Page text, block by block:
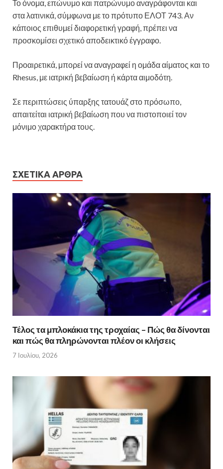
Το όνομα, επώνυμο και πατρώνυμο αναγράφονται και
στα λατινικά, σύμφωνα με το πρότυπο ΕΛΟΤ 743. Αν
κάποιος επιθυμεί διαφορετική γραφή, πρέπει να
προσκομίσει σχετικό αποδεικτικό έγγραφο.
Προαιρετικά, μπορεί να αναγραφεί η ομάδα αίματος και το
Rhesus, με ιατρική βεβαίωση ή κάρτα αιμοδότη.
Σε περιπτώσεις ύπαρξης τατουάζ στο πρόσωπο,
απαιτείται ιατρική βεβαίωση που να πιστοποιεί τον
μόνιμο χαρακτήρα τους.
ΣΧΕΤΙΚΆ ΆΡΘΡΑ
Τέλος τα μπλοκάκια της τροχαίας – Πώς θα δίνονται
και πώς θα πληρώνονται πλέον οι κλήσεις
7 Ιουλίου, 2026